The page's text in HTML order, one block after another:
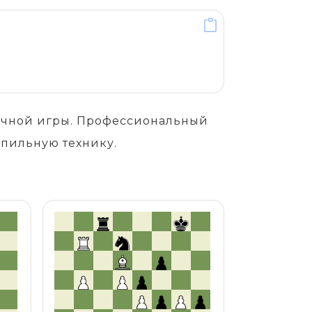
игры. Профессиональный
технику.